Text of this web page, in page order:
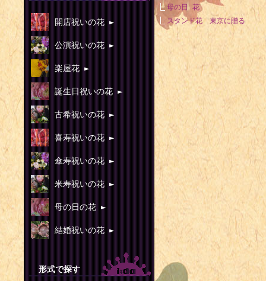
母の日 花
スタンド花 東京に贈る
開店祝いの花 ►
公演祝いの花 ►
楽屋花 ►
誕生日祝いの花 ►
古希祝いの花 ►
喜寿祝いの花 ►
傘寿祝いの花 ►
米寿祝いの花 ►
母の日の花 ►
結婚祝いの花 ►
形式で探す